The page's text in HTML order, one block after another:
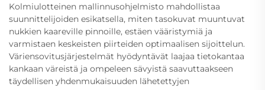
Kolmiulotteinen mallinnusohjelmisto mahdollistaa
suunnittelijoiden esikatsella, miten tasokuvat muuntuvat
nukkien kaareville pinnoille, estäen vääristymiä ja
varmistaen keskeisten piirteiden optimaalisen sijoittelun.
Väriensovitusjärjestelmät hyödyntävät laajaa tietokantaa
kankaan väreistä ja ompeleen sävyistä saavuttaakseen
täydellisen yhdenmukaisuuden lähetettyjen